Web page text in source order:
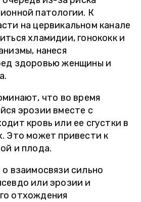
патологии. К
на цервикальном канале
хламидии, гонококк и
нанеся
здоровью женщины и
что во время
эрозии вместе с
кровь или ее сгустки в
Это может привести к
и плода.
взаимосвязи сильно
или эрозии и
отхождения